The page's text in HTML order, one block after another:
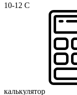
10-12 C
калькулятор